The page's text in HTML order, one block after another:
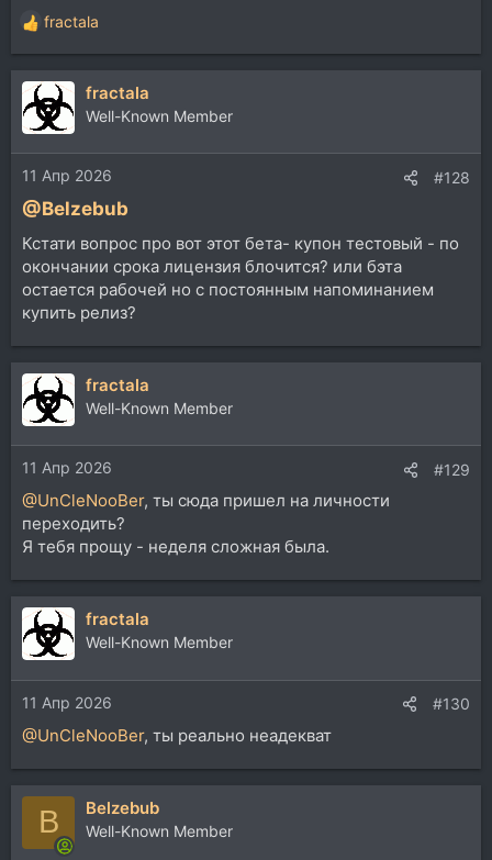
Р
е
а
к
ц
и
и
:
fractala
fractala
Well-Known Member
11 Апр 2026 #128
@Belzebub
Кстати вопрос про вот этот бета- купон тестовый - по
окончании срока лицензия блочится? или бэта
остается рабочей но с постоянным напоминанием
купить релиз?
fractala
Well-Known Member
11 Апр 2026 #129
@UnCleNooBer, ты сюда пришел на личности
переходить?
Я тебя прощу - неделя сложная была.
fractala
Well-Known Member
11 Апр 2026 #130
@UnCleNooBer, ты реально неадекват
B Belzebub
Well-Known Member